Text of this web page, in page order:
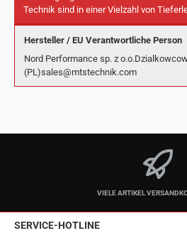
Technik sind in einer Vielzahl von
Hersteller / EU Verantwortliche Person
Nord Performance sp. z
(PL)sales@mtstechnik.com
VIELE ARTIKEL
SERVICE-HOTLINE